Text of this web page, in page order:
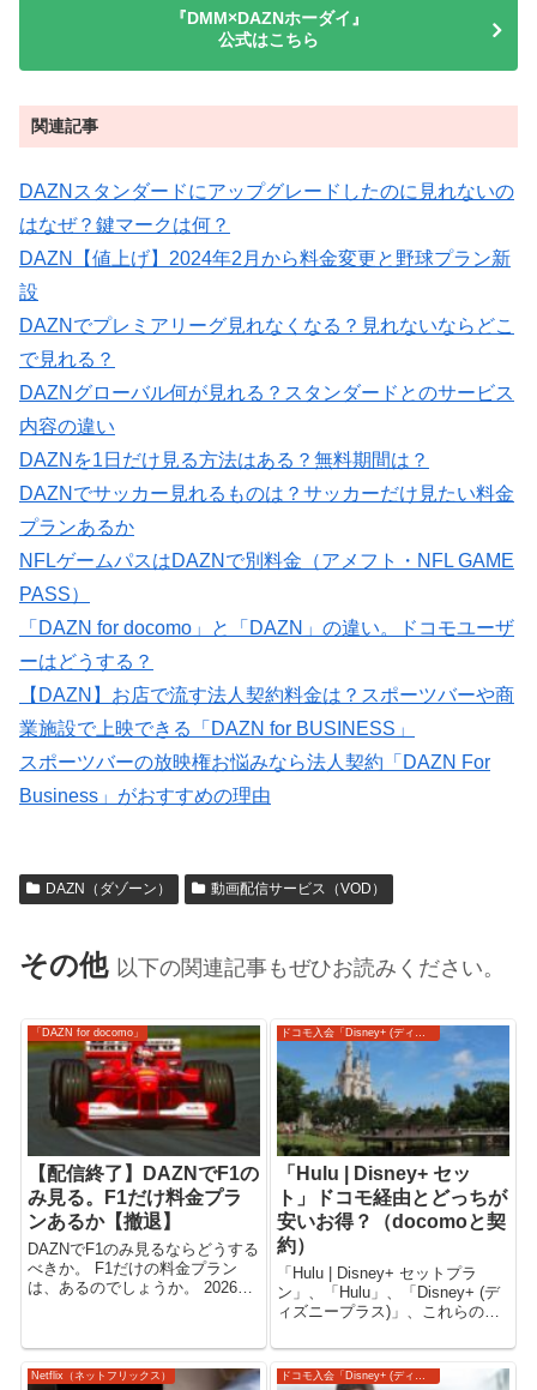
『DMM×DAZNホーダイ』
公式はこちら
関連記事
DAZNスタンダードにアップグレードしたのに見れないの
はなぜ？鍵マークは何？
DAZN【値上げ】2024年2月から料金変更と野球プラン新
設
DAZNでプレミアリーグ見れなくなる？見れないならどこ
で見れる？
DAZNグローバル何が見れる？スタンダードとのサービス
内容の違い
DAZNを1日だけ見る方法はある？無料期間は？
DAZNでサッカー見れるものは？サッカーだけ見たい料金
プランあるか
NFLゲームパスはDAZNで別料金（アメフト・NFL GAME
PASS）
「DAZN for docomo」と「DAZN」の違い。ドコモユーザ
ーはどうする？
【DAZN】お店で流す法人契約料金は？スポーツバーや商
業施設で上映できる「DAZN for BUSINESS」
スポーツバーの放映権お悩みなら法人契約「DAZN For
Business」がおすすめの理由
DAZN（ダゾーン） 動画配信サービス（VOD）
その他 以下の関連記事もぜひお読みください。
「DAZN for docomo」
【配信終了】DAZNでF1の
み見る。F1だけ料金プラ
ンあるか【撤退】
DAZNでF1のみ見るならどうする
べきか。 F1だけの料金プラン
は、あるのでしょうか。 2026年
かについてもご案内いたしま
ました。 【...
「Hulu | Disney+ セッ
ト」ドコモ経由とどっちが
安いお得？（docomoと契
約）
「Hulu | Disney+ セットプラ
ン」、「Hulu」、「Disney+ (デ
ィズニープラス)」、これらの動
docomoと契約してドコモ経由で
入会するのと、通常入会と、ど
Netflix（ネットフリックス） ドコモ入会「Disney+ (ディズニープラス)」